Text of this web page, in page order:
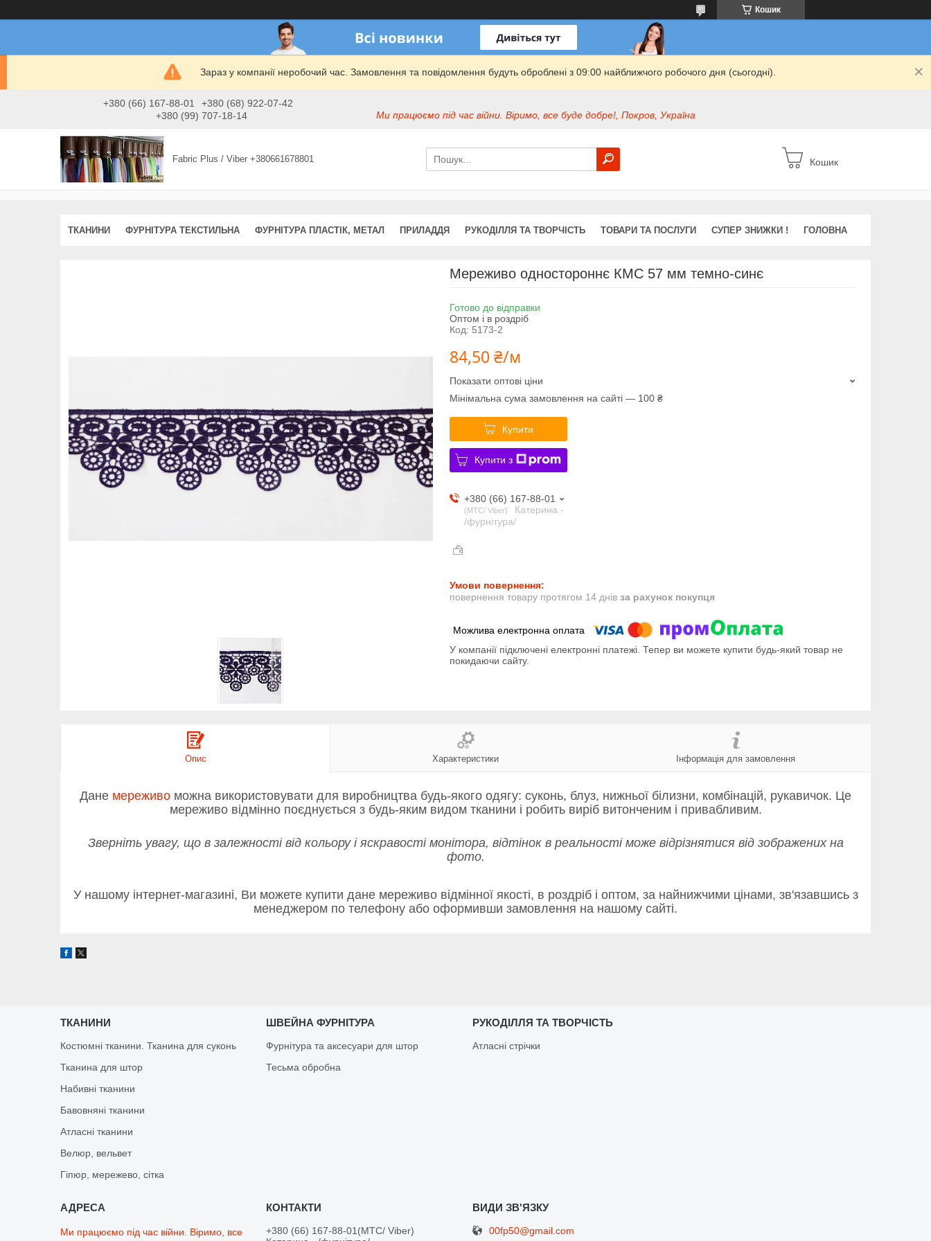
Кошик
Зараз у компанії неробочий час. Замовлення та повідомлення будуть оброблені з 09:00 найближчого робочого дня (сьогодні).
+380 (66) 167-88-01
+380 (68) 922-07-42
+380 (99) 707-18-14
Ми працюємо під час війни. Віримо, все буде добре!, Покров, Україна
Fabric Plus / Viber +380661678801 Кошик
ТКАНИНИ ФУРНІТУРА ТЕКСТИЛЬНА ФУРНІТУРА ПЛАСТІК, МЕТАЛ ПРИЛАДДЯ РУКОДІЛЛЯ ТА ТВОРЧІСТЬ ТОВАРИ ТА ПОСЛУГИ СУПЕР ЗНИЖКИ ! ГОЛОВНА
Мереживо одностороннє КМС 57 мм темно-синє
Готово до відправки
Оптом і в роздріб
Код: 5173-2
84,50 ₴/м
Показати оптові ціни
Мінімальна сума замовлення на сайті — 100 ₴
Купити
Купити з
+380 (66) 167-88-01
МТС/ Viber
Катерина -
/фурнітура/
повернення товару протягом 14 днів за рахунок покупця
У компанії підключені електронні платежі. Тепер ви можете купити будь-який товар не
покидаючи сайту.
Опис Характеристики Інформація для замовлення
Дане мереживо можна використовувати для виробництва будь-якого одягу: суконь, блуз, нижньої білизни, комбінацій, рукавичок. Це
мереживо відмінно поєднується з будь-яким видом тканини і робить виріб витонченим і привабливим.
Зверніть увагу, що в залежності від кольору і яскравості монітора, відтінок в реальності може відрізнятися від зображених на
фото.
У нашому інтернет-магазині, Ви можете купити дане мереживо відмінної якості, в роздріб і оптом, за найнижчими цінами, зв'язавшись з
менеджером по телефону або оформивши замовлення на нашому сайті.
ТКАНИНИ
Костюмні тканини. Тканина для суконь
Тканина для штор
Набивні тканини
Бавовняні тканини
Атласні тканини
Велюр, вельвет
Гіпюр, мережево, сітка
ШВЕЙНА ФУРНІТУРА
Фурнітура та аксесуари для штор
Тесьма обробна
РУКОДІЛЛЯ ТА ТВОРЧІСТЬ
Атласні стрічки
Ми працюємо під час війни. Віримо, все
+380 (66) 167-88-01 МТС/ Viber
00fp50@gmail.com